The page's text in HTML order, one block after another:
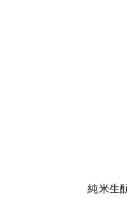
純米生